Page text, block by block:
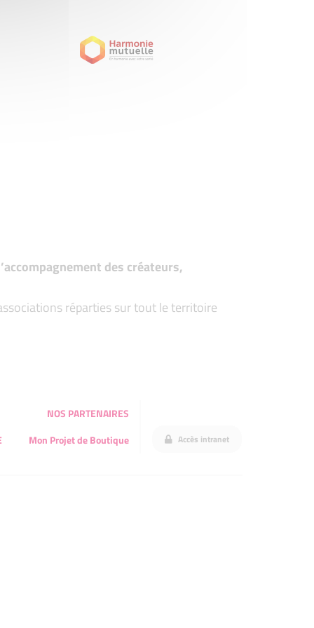
des créateurs,
réparties sur tout le territoire
NOS PARTENAIRES
Mon Projet de Boutique Accès intranet